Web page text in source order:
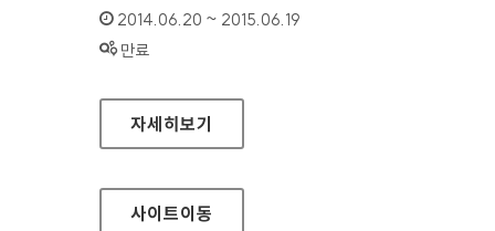
인증기간 :
2014.06.20 ~ 2015.06.19
상태 :
만료
중소기업청 홈페이지
자세히보기
사이트이동